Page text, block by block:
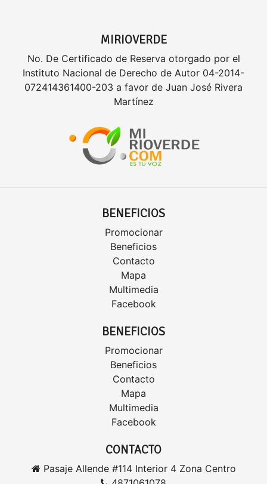
MIRIOVERDE
No. De Certificado de Reserva otorgado por el
Instituto Nacional de Derecho de Autor 04-2014-
072414361400-203 a favor de Juan José Rivera
Martínez
BENEFICIOS
Promocionar
Beneficios
Contacto
Mapa
Multimedia
Facebook
BENEFICIOS
Promocionar
Beneficios
Contacto
Mapa
Multimedia
Facebook
CONTACTO
Pasaje Allende #114 Interior 4 Zona Centro